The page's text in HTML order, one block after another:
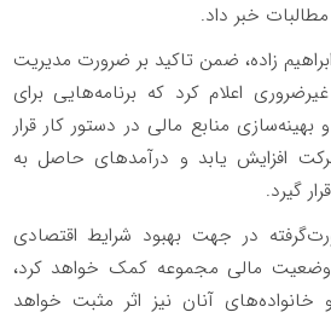
خبر داد.
زاده، ضمن تاکید بر ضرورت مدیریت
اعلام کرد که برنامه‌هایی برای
منابع مالی در دستور کار قرار
افزایش یابد و درآمدهای حاصل به
گیرد.
در جهت بهبود شرایط اقتصادی
مالی مجموعه کمک خواهد کرد،
خانواده‌های آنان نیز اثر مثبت خواهد